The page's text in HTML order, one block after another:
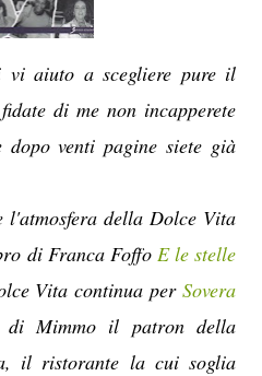
aiuto a scegliere pure il
di me non incapperete
dopo venti pagine siete già
della Dolce Vita
di Franca Foffo E le stelle
Vita continua per Sovera
Mimmo il patron della
il ristorante la cui soglia